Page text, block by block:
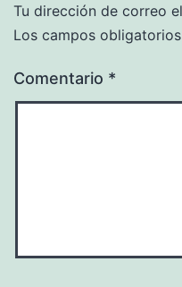
Tu dirección de correo
Los campos
Comentario *